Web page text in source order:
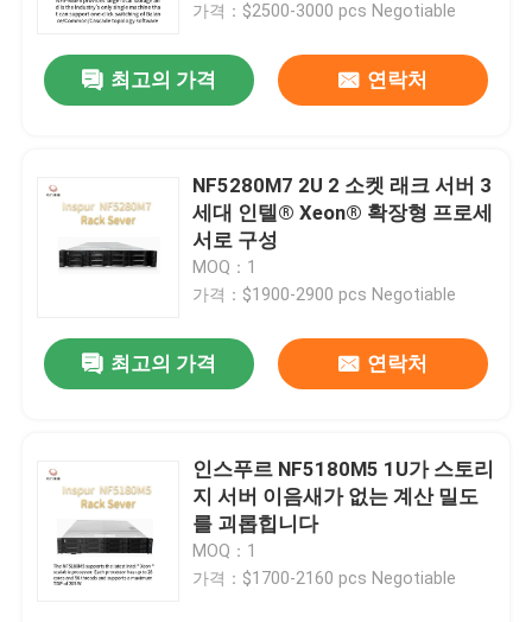
가격：$2500-3000 pcs Negotiable
최고의 가격 연락처
NF5280M7 2U 2 소켓 래크 서버 3
세대 인텔® Xeon® 확장형 프로세
서로 구성
MOQ：1
가격：$1900-2900 pcs Negotiable
최고의 가격 연락처
인스푸르 NF5180M5 1U가 스토리
지 서버 이음새가 없는 계산 밀도
를 괴롭힙니다
MOQ：1
가격：$1700-2160 pcs Negotiable